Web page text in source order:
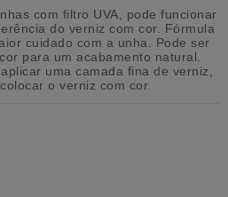
com filtro UVA, pode funcionar
do verniz com cor. Fórmula
cuidado com a unha. Pode ser
para um acabamento natural.
uma camada fina de verniz,
o verniz com cor.